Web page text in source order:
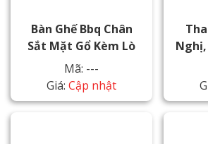
Bàn Ghế Bbq Chân
Sắt Mặt Gổ Kèm Lò
Mã: ---
Giá: Cập nhật
Nghị,